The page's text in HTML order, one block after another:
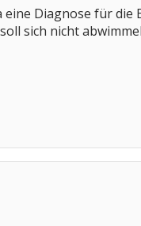
eine Diagnose für die
sich nicht